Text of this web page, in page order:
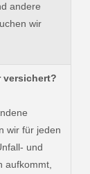
andere
wir
versichert?
wir für jeden
und
aufkommt,